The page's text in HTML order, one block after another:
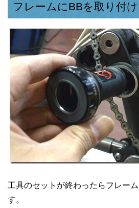
フレームにBBを取り付け
工具のセットが終わったらフレー
す。